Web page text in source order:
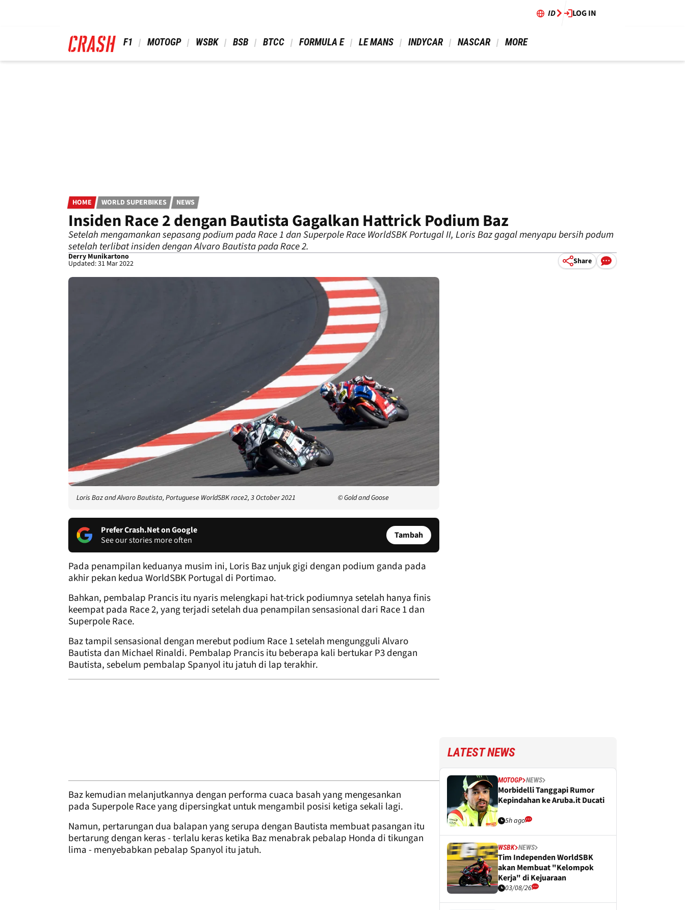
ID LOG IN
F1 MOTOGP WSBK BSB BTCC FORMULA E LE MANS INDYCAR NASCAR MORE
HOME WORLD SUPERBIKES NEWS
Insiden Race 2 dengan Bautista Gagalkan Hattrick Podium Baz
Setelah mengamankan sepasang podium pada Race 1 dan Superpole Race WorldSBK Portugal II, Loris Baz gagal menyapu bersih podum
setelah terlibat insiden dengan Alvaro Bautista pada Race 2.
Derry Munikartono
Updated: 31 Mar 2022 Share
Loris Baz and Alvaro Bautista, Portuguese WorldSBK race2, 3 October 2021 © Gold and Goose
Prefer Crash.Net on Google
See our stories more often
Tambah
Pada penampilan keduanya musim ini, Loris Baz unjuk gigi dengan podium ganda pada
akhir pekan kedua WorldSBK Portugal di Portimao.
Bahkan, pembalap Prancis itu nyaris melengkapi hat-trick podiumnya setelah hanya finis
keempat pada Race 2, yang terjadi setelah dua penampilan sensasional dari Race 1 dan
Superpole Race.
Baz tampil sensasional dengan merebut podium Race 1 setelah mengungguli Alvaro
Bautista dan Michael Rinaldi. Pembalap Prancis itu beberapa kali bertukar P3 dengan
Bautista, sebelum pembalap Spanyol itu jatuh di lap terakhir.
Baz kemudian melanjutkannya dengan performa cuaca basah yang mengesankan
pada Superpole Race yang dipersingkat untuk mengambil posisi ketiga sekali lagi.
Namun, pertarungan dua balapan yang serupa dengan Bautista membuat pasangan itu
bertarung dengan keras - terlalu keras ketika Baz menabrak pebalap Honda di tikungan
lima - menyebabkan pebalap Spanyol itu jatuh.
LATEST NEWS
MOTOGP NEWS
Morbidelli Tanggapi Rumor
Kepindahan ke Aruba.it Ducati
5h ago
WSBK NEWS
Tim Independen WorldSBK
akan Membuat "Kelompok
Kerja" di Kejuaraan
03/08/26